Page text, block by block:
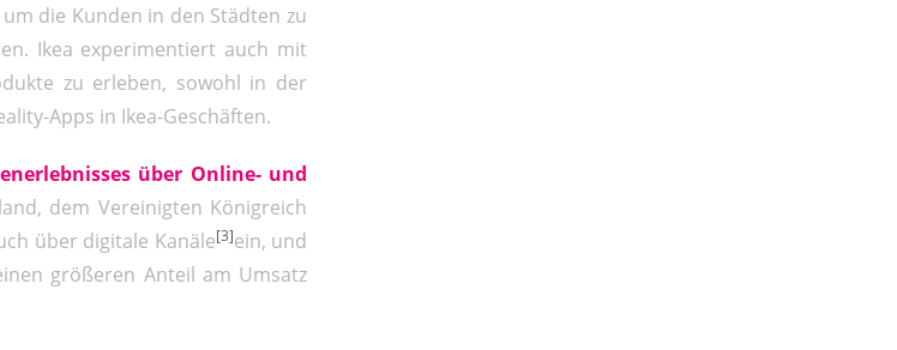
die Kunden in den Städten zu
Ikea experimentiert auch mit
zu erleben, sowohl in der
Apps in Ikea-Geschäften.
über Online- und
dem Vereinigten Königreich
über digitale Kanäle[3]ein, und
größeren Anteil am Umsatz